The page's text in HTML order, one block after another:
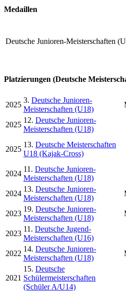
Medaillen
Deutsche Junioren-Meisterschaften
Platzierungen (Deutsche
2025
3. Deutsche Junioren-
Meisterschaften (U18)
2025
12. Deutsche Junioren-
Meisterschaften (U18)
2025
13. Deutsche Meisterschaften
U18 (Kajak-Cross)
2024
11. Deutsche Junioren-
Meisterschaften (U18)
2024
13. Deutsche Junioren-
Meisterschaften (U18)
2023
19. Deutsche Junioren-
Meisterschaften (U18)
2023
11. Deutsche Jugend-
Meisterschaften (U16)
2022
14. Deutsche Junioren-
Meisterschaften (U18)
2021
15. Deutsche
Schülermeisterschaften
(Schüler A/U14)